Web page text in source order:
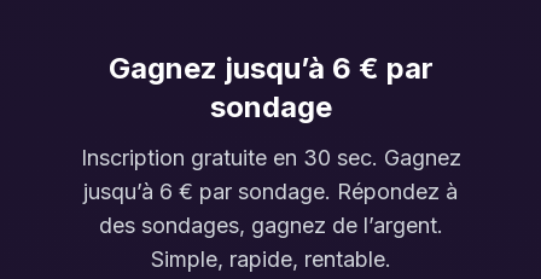
Gagnez jusqu’à 6 € par
sondage
Inscription gratuite en 30 sec. Gagnez
jusqu’à 6 € par sondage. Répondez à
des sondages, gagnez de l’argent.
Simple, rapide, rentable.